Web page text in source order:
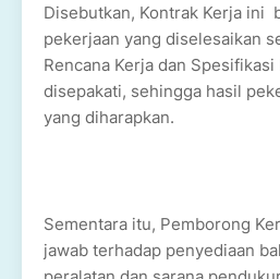
Disebutkan, Kontrak Kerja ini
pekerjaan yang diselesaikan
Rencana Kerja dan
disepakati, sehingga hasil
yang diharapkan.
Sementara itu, Pemborong
jawab terhadap penyediaan